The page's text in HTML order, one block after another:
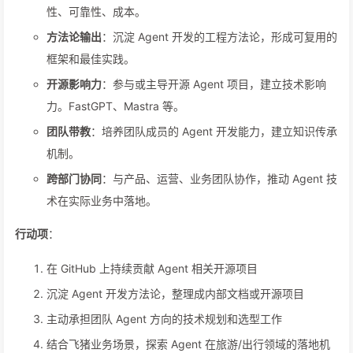
性、可靠性、成本。
方法论输出：沉淀 Agent 开发的工程方法论，形成可复用的
框架和最佳实践。
开源影响力：参与或主导开源 Agent 项目，建立技术影响
力。FastGPT、Mastra 等。
团队带教：培养团队成员的 Agent 开发能力，建立知识传承
机制。
跨部门协同：与产品、运营、业务团队协作，推动 Agent 技
术在实际业务中落地。
行动项：
在 GitHub 上持续贡献 Agent 相关开源项目
沉淀 Agent 开发方法论，整理成内部文档或开源项目
主动承担团队 Agent 方向的技术规划和选型工作
结合飞猪业务场景，探索 Agent 在旅游/出行领域的落地机